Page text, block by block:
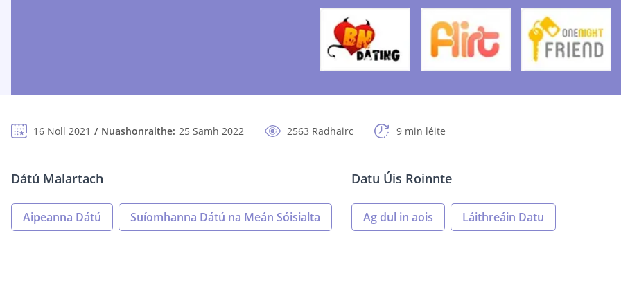
16 Noll 2021 Nuashonraithe: 25 Samh 2022 2563 Radhairc 9 min léite
Dátú Malartach
Aipeanna Dátú Suíomhanna Dátú na Meán Sóisialta
Datu Úis Roinnte
Ag dul in aois Láithreáin Datu